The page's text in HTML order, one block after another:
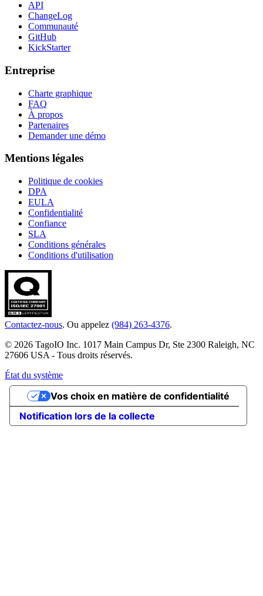
API
ChangeLog
Communauté
GitHub
KickStarter
Entreprise
Charte graphique
FAQ
À propos
Partenaires
Demander une démo
Mentions légales
Politique de cookies
DPA
EULA
Confidentialité
Confiance
SLA
Conditions générales
Conditions d'utilisation
Contactez-nous. Ou appelez (984) 263-4376.
© 2026 TagoIO Inc. 1017 Main Campus Dr, Ste 2300 Raleigh, NC
27606 USA - Tous droits réservés.
État du système
Notification lors de la collecte
Vos choix en matière de confidentialité